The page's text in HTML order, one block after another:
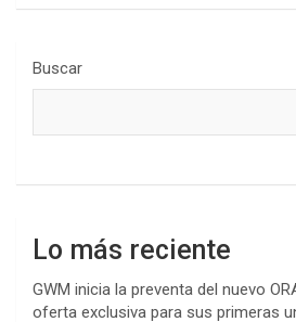
Buscar
Lo más reciente
GWM inicia la preventa del nuevo
oferta exclusiva para sus primeras